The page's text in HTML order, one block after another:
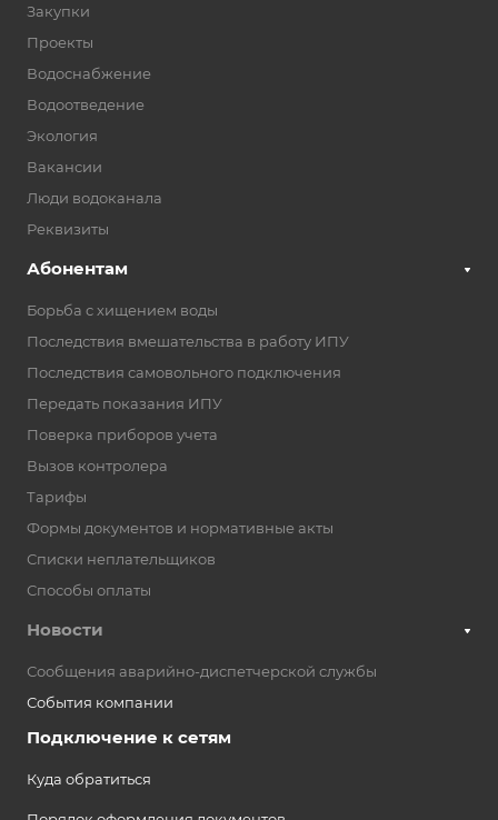
Закупки
Проекты
Водоснабжение
Водоотведение
Экология
Вакансии
Люди водоканала
Реквизиты
Абонентам
Борьба с хищением воды
Последствия вмешательства в работу ИПУ
Последствия самовольного подключения
Передать показания ИПУ
Поверка приборов учета
Вызов контролера
Тарифы
Формы документов и нормативные акты
Списки неплательщиков
Способы оплаты
Новости
Сообщения аварийно-диспетчерской службы
События компании
Подключение к сетям
Куда обратиться